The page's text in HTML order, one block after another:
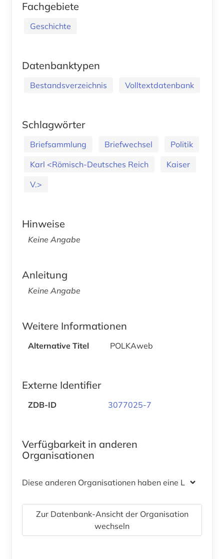
Fachgebiete
Geschichte
Datenbanktypen
Bestandsverzeichnis Volltextdatenbank
Schlagwörter
Briefsammlung Briefwechsel
Politik
Karl <Römisch-Deutsches Reich
Kaiser
V.>
Hinweise
Keine Angabe
Anleitung
Keine Angabe
Weitere Informationen
Alternative Titel POLKAweb
Externe Identifier
ZDB-ID 3077025-7
Verfügbarkeit in anderen
Organisationen
Diese anderen Organisationen haben eine Lizenz
Zur Datenbank-Ansicht der Organisation
wechseln